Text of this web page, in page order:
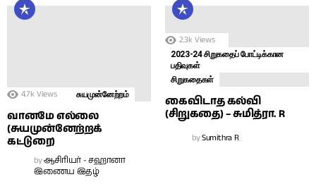
4.7k Views சுயமுன்னேற்றம்
வானமே எல்லை
(சுயமுன்னேற்றக்
கட்டுரை)
byஆசிரியர் - சஹானா
இணைய இதழ்
2.3k Views
2023-24 சிறுகதைப் போட்டிக்கான
பதிவுகள்
சிறுகதைகள்
கைவிடாத கல்வி
(சிறுகதை) – சுமித்ரா. R
bySumithra R